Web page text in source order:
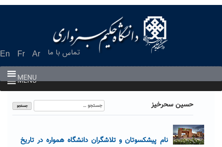
En Fr Ar تماس با ما
MENU
MENU
حسین سحرخیز
جستجو
برای:
نام پیشکسوتان و تلاشگران دانشگاه همواره در تاریخ